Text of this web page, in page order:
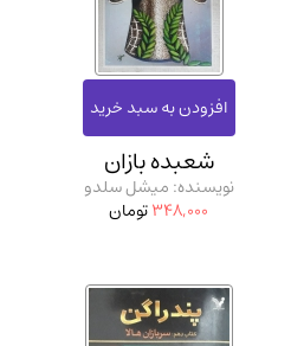
شعبده بازان
نویسنده: میشل سلدو
348,000تومان